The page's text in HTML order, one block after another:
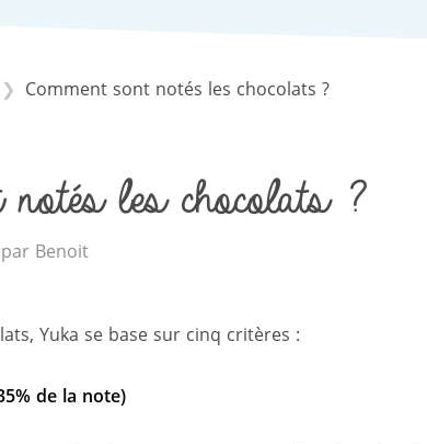
Comment sont notés les chocolats ?
les chocolats ?
Benoit
Yuka se base sur cinq critères :
de la note)